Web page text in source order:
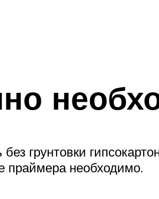
грунтовки
праймера необходимо.